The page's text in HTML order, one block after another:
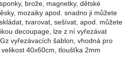
brože, magnetky, dětské
mozaiky apod. snadno ji můžete
tvarovat, sešívat, apod. můžete
decoupage, lze z ní vyřezávat
vyřezávacích šablon, vhodná pro
40x60cm, tloušťka 2mm